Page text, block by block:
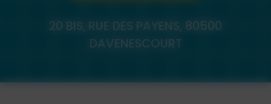
20 BIS, RUE DES PAYENS, 80500
DAVENESCOURT